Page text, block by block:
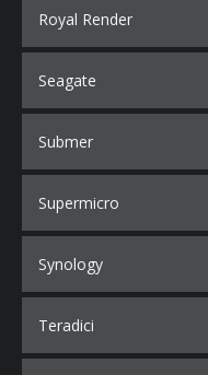
Royal Render
Seagate
Submer
Supermicro
Synology
Teradici